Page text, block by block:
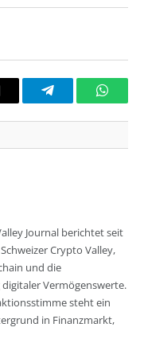
Telegram
Journal berichtet seit
Crypto Valley,
und die
Vermögenswerte.
steht ein
in Finanzmarkt,